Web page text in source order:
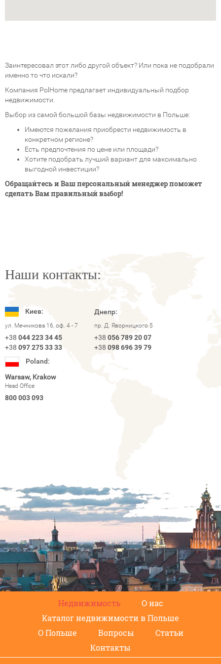
Заинтересовал этот либо другой объект? Или пока не подобрали
именно то что искали?
Компания PolHome предлагает индивидуальный подбор
недвижимости.
Выбор из самой большой базы недвижимости в Польше:
Имеются пожелания приобрести недвижимость в
конкретном регионе?
Есть предпочтения по цене или площади?
Хотите подобрать лучший вариант для максимально
выгодной инвестиции?
Обращайтесь и Ваш персональный менеджер поможет
сделать Вам правильный выбор!
Наши контакты:
Киев:
ул. Мечникова 16, оф. 4 - 7
+38 044 223 34 45
+38 097 275 33 33
Днепр:
пр. Д. Яворницкого 5
+38 056 789 20 07
+38 098 696 39 79
Poland:
Warsaw, Krakow
Head Office
800 003 093
Недвижимость
О нас
Каталог недвижимости в Польше
О Польше
Вопросы
Статьи
Контакты